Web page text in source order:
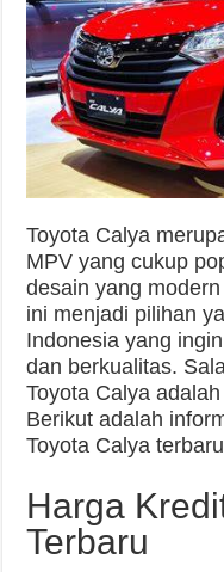
Toyota Calya
MPV yang cukup
desain yang
ini menjadi pilihan
Indonesia yang
dan berkualitas.
Toyota Calya
Berikut adalah
Toyota Calya
Harga
Terbaru